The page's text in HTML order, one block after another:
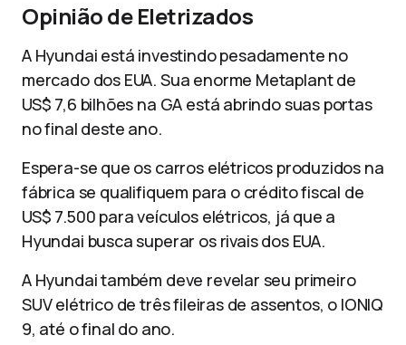
Opinião de Eletrizados
A Hyundai está investindo pesadamente no
mercado dos EUA. Sua enorme Metaplant de
US$ 7,6 bilhões na GA está abrindo suas portas
no final deste ano.
Espera-se que os carros elétricos produzidos na
fábrica se qualifiquem para o crédito fiscal de
US$ 7.500 para veículos elétricos, já que a
Hyundai busca superar os rivais dos EUA.
A Hyundai também deve revelar seu primeiro
SUV elétrico de três fileiras de assentos, o IONIQ
9, até o final do ano.